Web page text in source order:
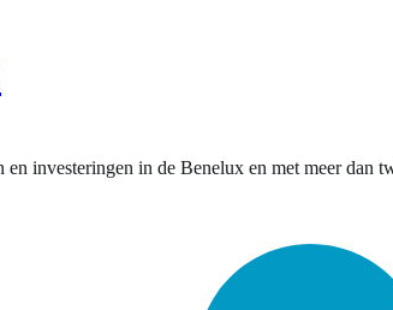
investeringen in de Benelux en met meer dan